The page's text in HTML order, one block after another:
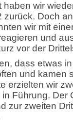
haben wir
zurück. Doch
wir mit
und
vor der
dass etwas
und kamen
erzielten wir
in Führung. Der
zur zweiten